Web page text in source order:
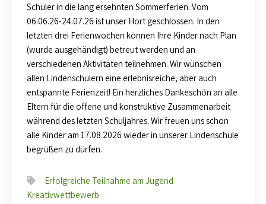
Schüler in die lang ersehnten Sommerferien. Vom
06.06.26-24.07.26 ist unser Hort geschlossen. In den
letzten drei Ferienwochen können Ihre Kinder nach Plan
(wurde ausgehändigt) betreut werden und an
verschiedenen Aktivitäten teilnehmen. Wir wünschen
allen Lindenschülern eine erlebnisreiche, aber auch
entspannte Ferienzeit! Ein herzliches Dankeschön an alle
Eltern für die offene und konstruktive Zusammenarbeit
während des letzten Schuljahres. Wir freuen uns schon
alle Kinder am 17.08.2026 wieder in unserer Lindenschule
begrüßen zu dürfen.
Erfolgreiche Teilnahme am Jugend
Kreativwettbewerb